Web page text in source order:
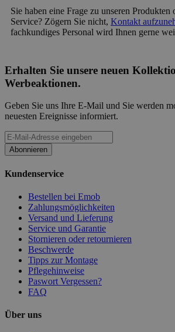
Sie haben eine Frage zu unseren Produkten
Service? Zögern Sie nicht, Kontakt
fachkundiges Personal wird Ihnen gerne
Erhalten Sie unsere neuen
Werbeaktionen.
Geben Sie uns Ihre E-Mail und Sie werden
neuesten Ereignisse informiert.
Abonnieren
Kundenservice
Bestellen bei Emob
Zahlungsmöglichkeiten
Versand und Lieferung
Service und Garantie
Stornieren oder retournieren
Beschwerde
Tipps zur Montage
Pflegehinweise
Paswort Vergessen?
FAQ
Über uns